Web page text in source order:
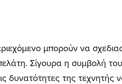
μπορούν να
Σίγουρα η συμβολή
δυνατότητες της τεχνητής